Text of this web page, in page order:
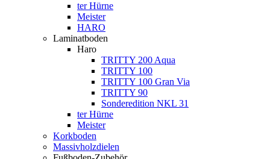
ter Hürne
Meister
HARO
Laminatboden
Haro
TRITTY 200 Aqua
TRITTY 100
TRITTY 100 Gran Via
TRITTY 90
Sonderedition NKL 31
ter Hürne
Meister
Korkboden
Massivholzdielen